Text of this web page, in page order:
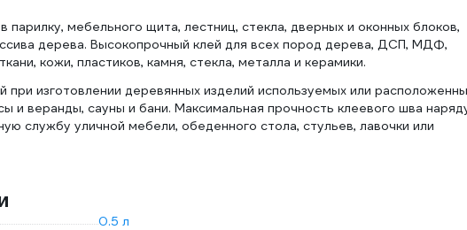
мебельного щита, лестниц, стекла, дверных и оконных блоков,
дерева. Высокопрочный клей для всех пород дерева, ДСП, МДФ,
кожи, пластиков, камня, стекла, металла и керамики.
при изготовлении деревянных изделий используемых или
и веранды, сауны и бани. Максимальная прочность клеевого шва
службу уличной мебели, обеденного стола, стульев, лавочки или
0.5 л